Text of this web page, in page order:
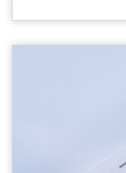
Outlets Body
3.基板指示燈(選
本產品加裝突波
壓穩定狀態,保護